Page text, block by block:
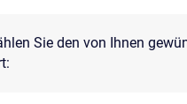
Sie den von Ihnen